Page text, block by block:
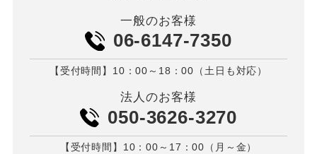
一般のお客様
06-6147-7350
【受付時間】10：00～18：00（土日も対応）
法人のお客様
050-3626-3270
【受付時間】10：00～17：00（月～金）